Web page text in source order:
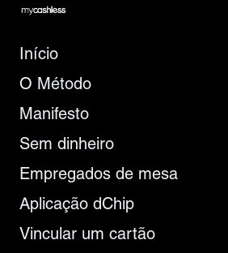
Início
O Método
Manifesto
Sem dinheiro
Empregados de mesa
Aplicação dChip
Vincular um cartão